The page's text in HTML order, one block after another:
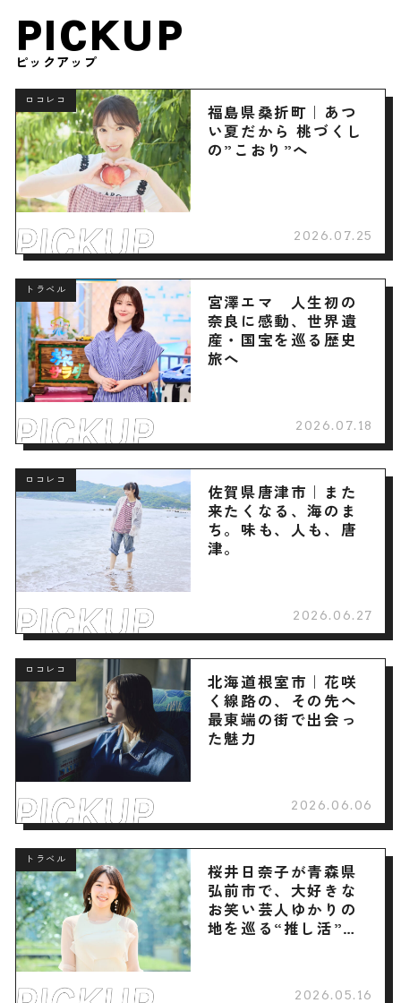
PICKUP
ピックアップ
ロコレコ
福島県桑折町｜あつ
い夏だから 桃づくし
の”こおり”へ
2026.07.25
トラベル
宮澤エマ 人生初の
奈良に感動、世界遺
産・国宝を巡る歴史
旅へ
2026.07.18
ロコレコ
佐賀県唐津市｜また
来たくなる、海のま
ち。味も、人も、唐
津。
2026.06.27
ロコレコ
北海道根室市｜花咲
く線路の、その先へ
最東端の街で出会っ
た魅力
2026.06.06
トラベル
桜井日奈子が青森県
弘前市で、大好きな
お笑い芸人ゆかりの
地を巡る“推し活”旅
2026.05.16